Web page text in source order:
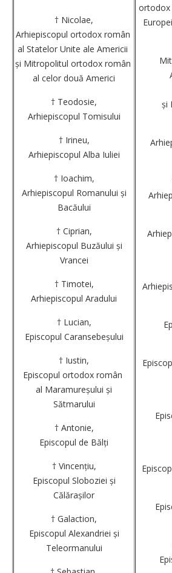
† Nicolae,
Arhiepiscopul ortodox român
al Statelor Unite ale Americii
și Mitropolitul ortodox român
al celor două Americi
† Teodosie,
Arhiepiscopul Tomisului
† Irineu,
Arhiepiscopul Alba Iuliei
† Ioachim,
Arhiepiscopul Romanului și
Bacăului
† Ciprian,
Arhiepiscopul Buzăului și
Vrancei
† Timotei,
Arhiepiscopul Aradului
† Lucian,
Episcopul Caransebeșului
† Iustin,
Episcopul ortodox român
al Maramureșului și
Sătmarului
† Antonie,
Episcopul de Bălți
† Vincențiu,
Episcopul Sloboziei și
Călărașilor
† Galaction,
Episcopul Alexandriei și
Teleormanului
ortodox
și